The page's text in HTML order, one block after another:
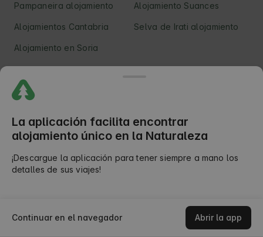
Pampaneira alojamiento Alojamiento Suances
Alojamientos Cantabria Selva de Irati alojamiento
Alojamiento en Soria
Mensajes
INICIAR SESIÓN
COMPRAR UN VALE
ÚLTIMA HORA
BÚSQUEDAS POPULARES
1% FOR THE PLANET
SOBRE NOSOTROS
GESTIÓN DE ALQUILERES DE CORTA ESTANCIA
La aplicación facilita encontrar
alojamiento único en la Naturaleza
¡Descargue la aplicación para tener siempre a mano los
detalles de sus viajes!
Continuar en el navegador Abrir la app